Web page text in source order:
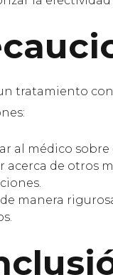
tratamiento
al médico
acerca de otros
manera